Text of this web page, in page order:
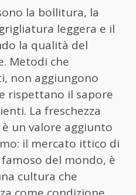
la bollitura, la
leggera e il
la qualità del
Metodi che
non aggiungono
rispettano il sapore
La freschezza
un valore aggiunto
il mercato ittico di
del mondo, è
cultura che